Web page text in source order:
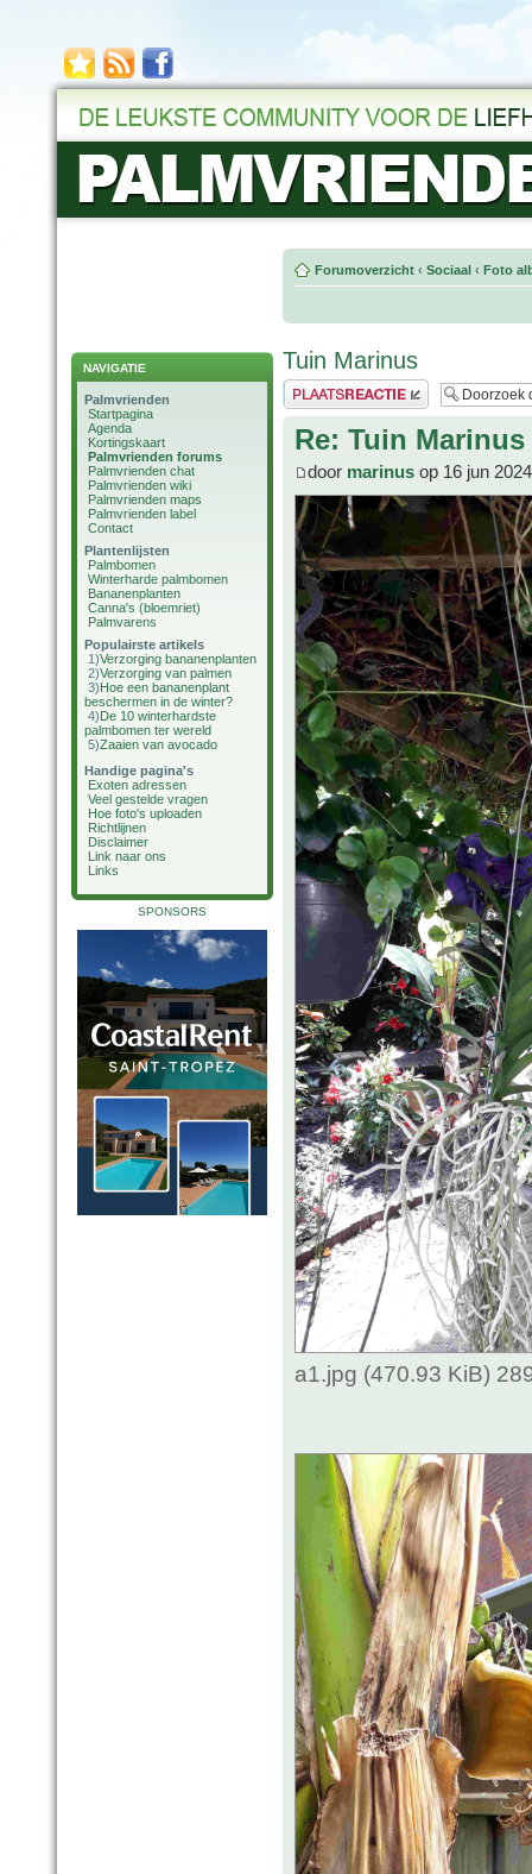
NAVIGATIE
Palmvrienden
Startpagina
Agenda
Kortingskaart
Palmvrienden forums
Palmvrienden chat
Palmvrienden wiki
Palmvrienden maps
Palmvrienden label
Contact
Plantenlijsten
Palmbomen
Winterharde palmbomen
Bananenplanten
Canna's (bloemriet)
Palmvarens
Populairste artikels
1)Verzorging bananenplanten
2)Verzorging van palmen
3)Hoe een bananenplant
beschermen in de winter?
4)De 10 winterhardste
palmbomen ter wereld
5)Zaaien van avocado
Handige pagina's
Exoten adressen
Veel gestelde vragen
Hoe foto's uploaden
Richtlijnen
Disclaimer
Link naar ons
Links
SPONSORS
Forumoverzicht ‹ Sociaal ‹ Foto
Tuin Marinus
Plaats een reactie
Re: Tuin Marinus
door marinus op 16 jun
a1.jpg (470.93 KiB)